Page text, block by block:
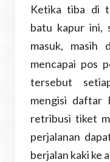
Ketika tiba di
batu kapur ini,
masuk, masih
mencapai pos
tersebut
mengisi daftar
retribusi tiket
perjalanan
berjalan kaki ke